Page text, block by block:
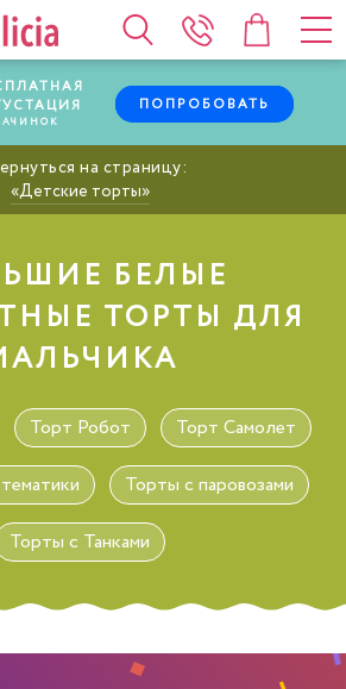
ПОПРОБОВАТЬ
Детские торты
БЕЛЫЕ
ТОРТЫ ДЛЯ
Торт Робот Торт Самолет
Торты с паровозами
Торты с Танками